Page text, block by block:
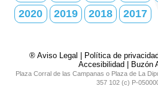
2020
2019 2018 2017
® Aviso Legal Política de privacidad
Accesibilidad
Buzón
Plaza Corral de las Campanas o Plaza de La
357 102 (c) P-